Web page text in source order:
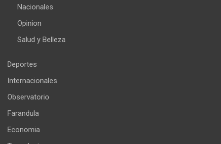
Nacionales
Opinion
Salud y Belleza
Deportes
Internacionales
Observatorio
Farandula
Economia